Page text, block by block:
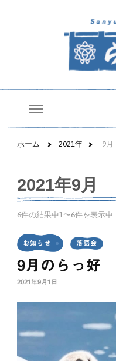
探
?
ホーム 2021年 9月
2021年9月
6件の結果中1〜6件を表示中
お知らせ 落語会
9月のらっ好
2021年9月1日